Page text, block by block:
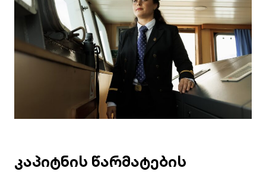
კაპიტნის წარმატების